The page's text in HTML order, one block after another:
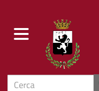
Toggle
navigation